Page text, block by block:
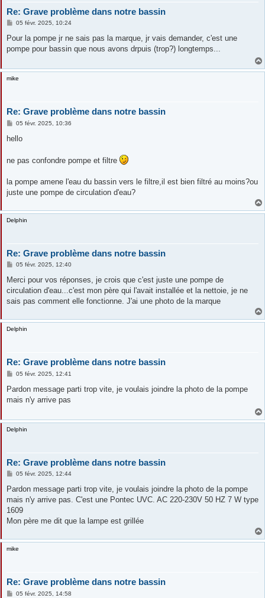
Re: Grave problème dans notre bassin
M
s
a
05 févr. 2025, 10:24
Pour la pompe jr ne sais pas la marque, jr vais demander, c'est une
pompe pour bassin que nous avons drpuis (trop?) longtemps...
mike
Re: Grave problème dans notre bassin
M
s
g
e
05 févr. 2025, 10:36
hello
ne pas confondre pompe et filtre
la pompe amene l'eau du bassin vers le filtre,il est bien filtré au moins?ou
juste une pompe de circulation d'eau?
Delphin
Re: Grave problème dans notre bassin
M
s
a
g
05 févr. 2025, 12:40
Merci pour vos réponses, je crois que c'est juste une pompe de
circulation d'eau...c'est mon père qui l'avait installée et la nettoie, je ne
sais pas comment elle fonctionne. J'ai une photo de la marque
Delphin
Re: Grave problème dans notre bassin
M
s
a
05 févr. 2025, 12:41
Pardon message parti trop vite, je voulais joindre la photo de la pompe
mais n'y arrive pas
Delphin
Re: Grave problème dans notre bassin
M
s
a
g
05 févr. 2025, 12:44
Pardon message parti trop vite, je voulais joindre la photo de la pompe
mais n'y arrive pas. C'est une Pontec UVC. AC 220-230V 50 HZ 7 W type
1609
Mon père me dit que la lampe est grillée
mike
Re: Grave problème dans notre bassin
M05 févr. 2025, 14:58